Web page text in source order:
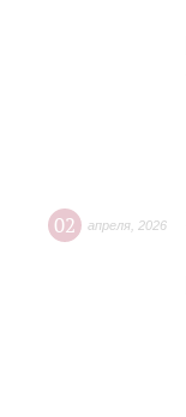
02 апреля 2026